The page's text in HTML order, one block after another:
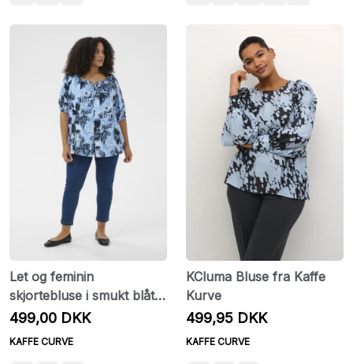
Let og feminin
skjortebluse i smukt blåt
print fra Kaffe Curve
499,00 DKK
KAFFE CURVE
KCluma Bluse fra Kaffe
Kurve
499,95 DKK
KAFFE CURVE